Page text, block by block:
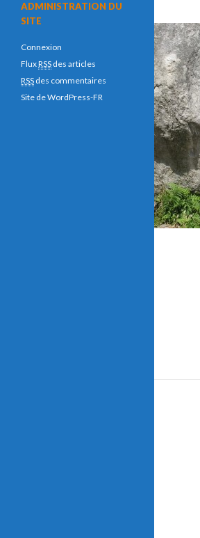
ADMINISTRATION DU
SITE
Connexion
FluxRSS des articles
RSS des commentaires
Site de WordPress-FR